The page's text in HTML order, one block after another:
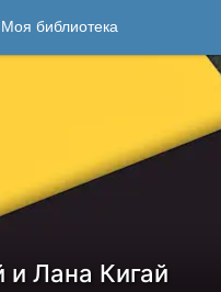
Моя библиотека
и Лана Кигай